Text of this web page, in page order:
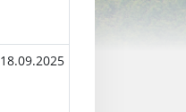
18.09.2025